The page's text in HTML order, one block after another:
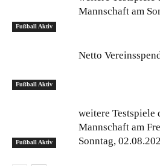
Fußball Aktiv
Mannschaft am
Fußball Aktiv
Netto
Fußball Aktiv
weitere Testspiele
Mannschaft am
Sonntag,